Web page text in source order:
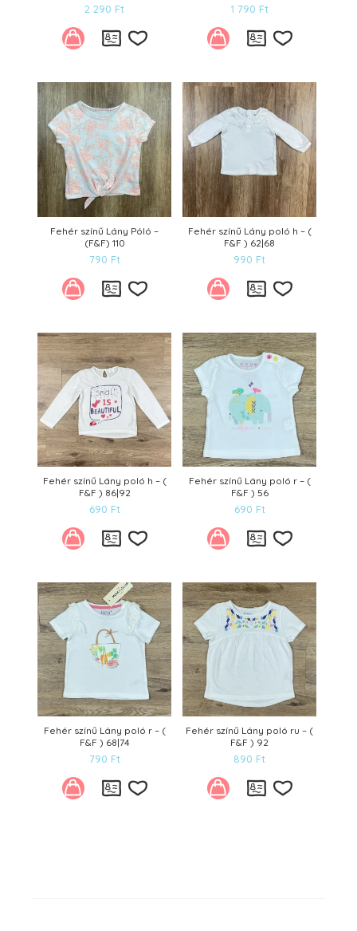
2 290 Ft
Kívánságlistára
1 790 Ft
Fehér színű Lány Póló –
(F&F) 110
790 Ft
Kívánságlistára
Fehér színű Lány poló h – (
F&F ) 62|68
990 Ft
Fehér színű Lány poló h – (
F&F ) 86|92
690 Ft
Kívánságlistára
Fehér színű Lány poló r – (
F&F ) 56
690 Ft
Fehér színű Lány poló r – (
F&F ) 68|74
790 Ft
Fehér színű Lány poló ru – (
F&F ) 92
890 Ft